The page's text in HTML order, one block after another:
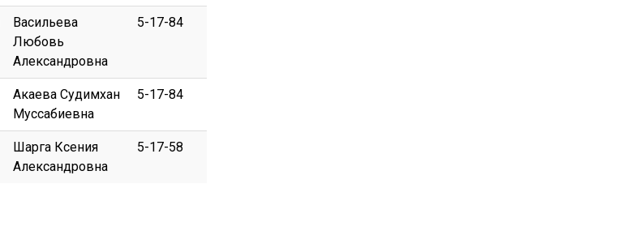
Васильева
Любовь
Александровна
5-17-84
Акаева Судимхан
Муссабиевна
5-17-84
Шарга Ксения
Александровна
5-17-58